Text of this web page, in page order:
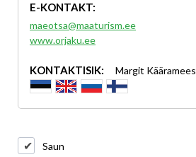
E-KONTAKT:
maeotsa@maaturism.ee
www.orjaku.ee
KONTAKTISIK: Margit Kääramees
Saun